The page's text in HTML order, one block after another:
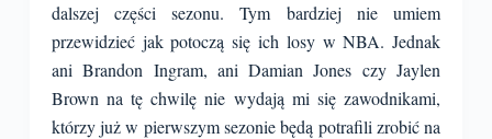
dalszej części sezonu. Tym bardziej nie umiem
przewidzieć jak potoczą się ich losy w NBA. Jednak
ani Brandon Ingram, ani Damian Jones czy Jaylen
Brown na tę chwilę nie wydają mi się zawodnikami,
którzy już w pierwszym sezonie będą potrafili zrobić na